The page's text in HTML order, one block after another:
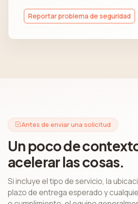
Reportar problema de seguridad
Antes de enviar una solicitud
Un poco de
acelerar las cosas.
Si incluye el tipo de servicio, la
plazo de entrega esperado y